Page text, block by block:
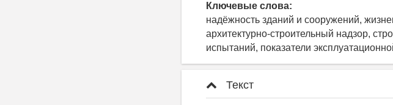
Ключевые слова:
надёжность зданий и сооружений,
архитектурно-строительный надзор,
испытаний, показатели
Текст